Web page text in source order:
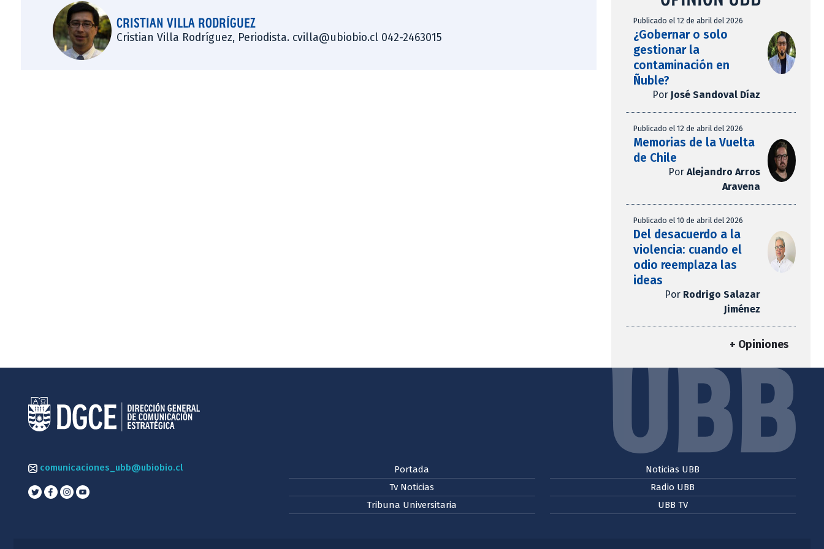
CRISTIAN VILLA RODRÍGUEZ
Cristian Villa Rodríguez, Periodista. cvilla@ubiobio.cl 042-2463015
Publicado el 12 de abril del 2026
¿Gobernar o solo
gestionar la
contaminación en
Ñuble?
Por José Sandoval Díaz
Publicado el 12 de abril del 2026
Memorias de la Vuelta
de Chile
Por Alejandro Arros
Aravena
Publicado el 10 de abril del 2026
Del desacuerdo a la
violencia: cuando el
odio reemplaza las
ideas
Por Rodrigo Salazar
Jiménez
+ Opiniones
comunicaciones_ubb@ubiobio.cl
Portada
Tv Noticias
Tribuna Universitaria
Noticias UBB
Radio UBB
UBB TV